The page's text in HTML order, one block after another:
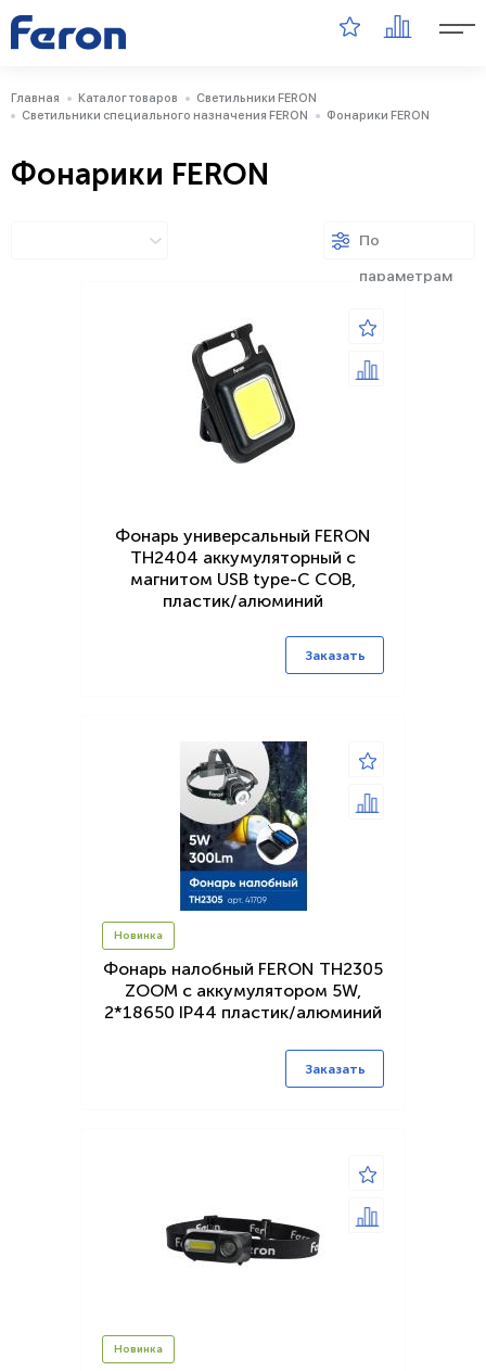
Главная Каталог товаров
Светильники FERON
Светильники специального назначения FERON
Фонарики FERON
Фонарики FERON
По
параметрам
Фонарь универсальный FERON
TH2404 аккумуляторный с
магнитом USB type-C COB,
пластик/алюминий
Заказать
Новинка
Фонарь налобный FERON TH2305
ZOOM c аккумулятором 5W,
2*18650 IP44 пластик/алюминий
Заказать
Новинка